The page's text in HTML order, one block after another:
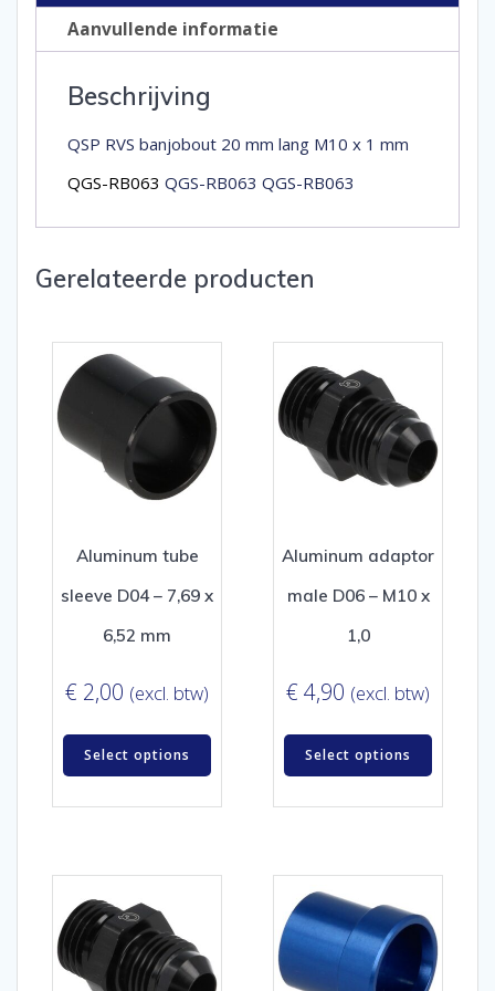
Aanvullende informatie
Beschrijving
QSP RVS banjobout 20 mm lang M10 x 1 mm
QGS-RB063 QGS-RB063 QGS-RB063
Gerelateerde producten
Aluminum tube
sleeve D04 – 7,69 x
6,52 mm
€ 2,00 (excl. btw)
Select options
Aluminum adaptor
male D06 – M10 x
1,0
€ 4,90 (excl. btw)
Select options